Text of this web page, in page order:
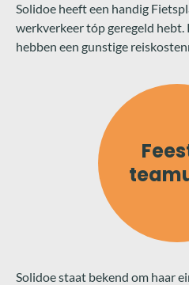
Solidoe heeft een handig
werkverkeer tóp geregeld hebt.
hebben een gunstige
Solidoe staat bekend om haar